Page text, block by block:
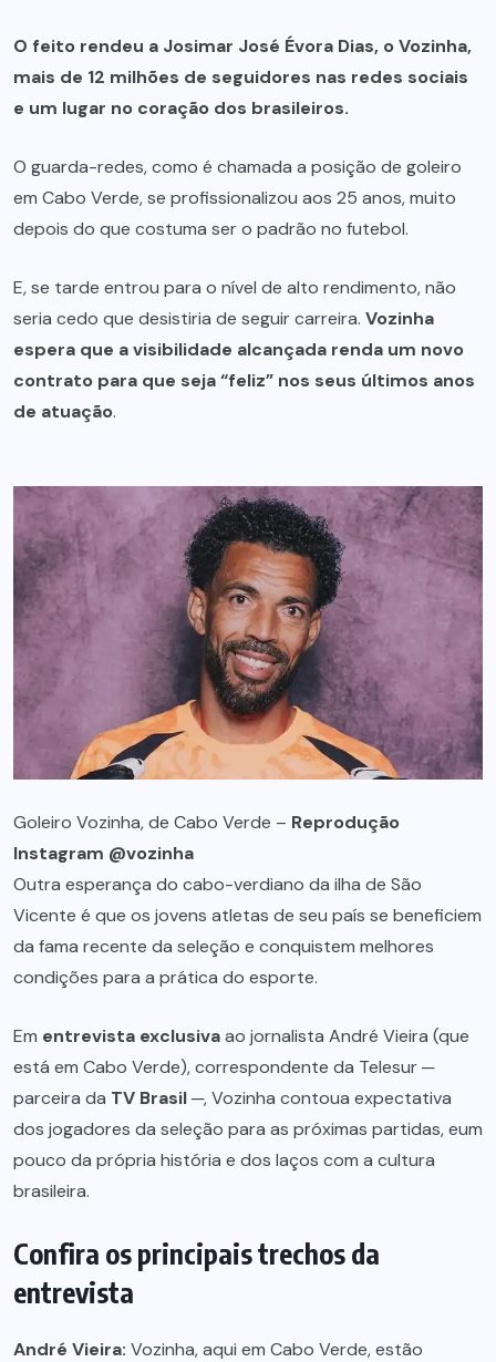
O feito rendeu a Josimar José Évora Dias, o Vozinha,
mais de 12 milhões de seguidores nas redes sociais
e um lugar no coração dos brasileiros.
O guarda-redes, como é chamada a posição de goleiro
em Cabo Verde, se profissionalizou aos 25 anos, muito
depois do que costuma ser o padrão no futebol.
E, se tarde entrou para o nível de alto rendimento, não
seria cedo que desistiria de seguir carreira. Vozinha
espera que a visibilidade alcançada renda um novo
contrato para que seja “feliz” nos seus últimos anos
de atuação.
Goleiro Vozinha, de Cabo Verde – Reprodução
Instagram @vozinha
Outra esperança do cabo-verdiano da ilha de São
Vicente é que os jovens atletas de seu país se beneficiem
da fama recente da seleção e conquistem melhores
condições para a prática do esporte.
Em entrevista exclusivaao jornalista André Vieira (que
está em Cabo Verde), correspondente da Telesur ─
parceira da TV Brasil─, Vozinha contoua expectativa
dos jogadores da seleção para as próximas partidas, eum
pouco da própria história e dos laços com a cultura
brasileira.
Confira os principais trechos da
entrevista
André Vieira: Vozinha, aqui em Cabo Verde, estão